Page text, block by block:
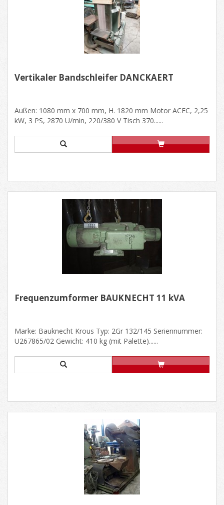
Vertikaler Bandschleifer DANCKAERT
Außen: 1080 mm x 700 mm, H. 1820 mm Motor ACEC, 2,25
kW, 3 PS, 2870 U/min, 220/380 V Tisch 370......
Frequenzumformer BAUKNECHT 11 kVA
Marke: Bauknecht Krous Typ: 2Gr 132/145 Seriennummer:
U267865/02 Gewicht: 410 kg (mit Palette)......